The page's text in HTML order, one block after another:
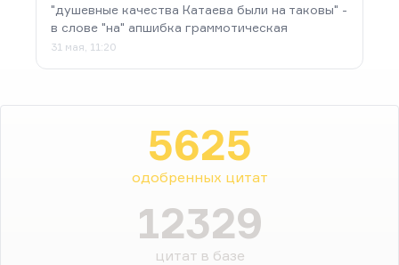
"душевные качества Катаева были на таковы" -
в слове "на" апшибка граммотическая
31 мая, 11:20
5625
одобренных цитат
12329
цитат в базе